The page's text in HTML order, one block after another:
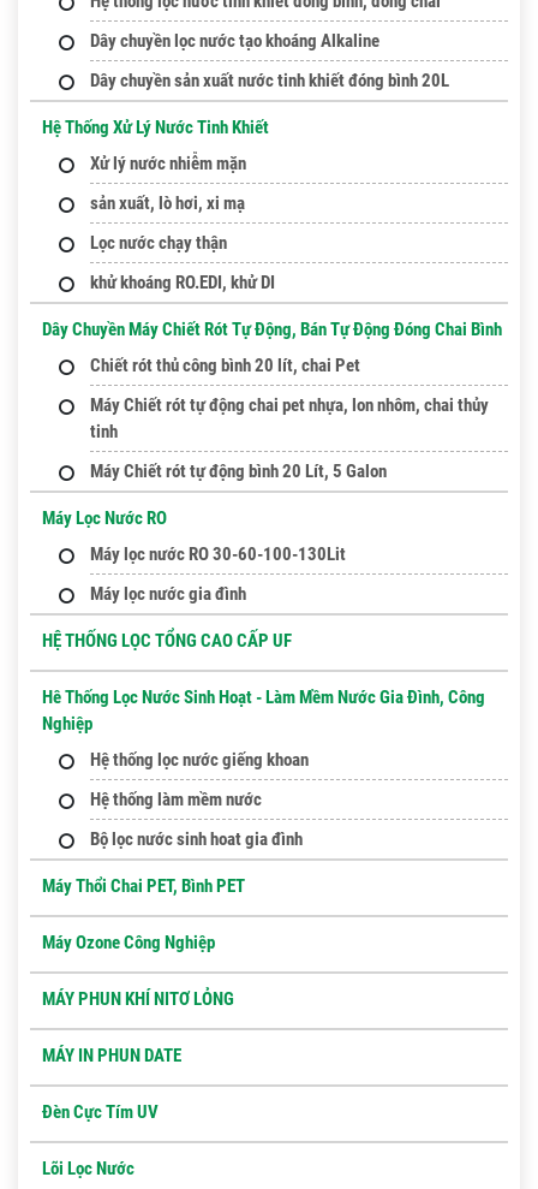
Dây chuyền lọc nước tạo khoáng Alkaline
Dây chuyền sản xuất nước tinh khiết đóng bình 20L
Hệ Thống Xử Lý Nước Tinh Khiết
Xử lý nước nhiễm mặn
sản xuất, lò hơi, xi mạ
Lọc nước chạy thận
khử khoáng RO.EDI, khử DI
Dây Chuyền Máy Chiết Rót Tự Động, Bán Tự Động Đóng Chai Bình
Chiết rót thủ công bình 20 lít, chai Pet
Máy Chiết rót tự động chai pet nhựa, lon nhôm, chai thủy
tinh
Máy Chiết rót tự động bình 20 Lít, 5 Galon
Máy Lọc Nước RO
Máy lọc nước RO 30-60-100-130Lit
Máy lọc nước gia đình
HỆ THỐNG LỌC TỔNG CAO CẤP UF
Hê Thống Lọc Nước Sinh Hoạt - Làm Mềm Nước Gia Đình, Công
Nghiệp
Hệ thống lọc nước giếng khoan
Hệ thống làm mềm nước
Bộ lọc nước sinh hoat gia đình
Máy Thổi Chai PET, Bình PET
Máy Ozone Công Nghiệp
MÁY PHUN KHÍ NITƠ LỎNG
MÁY IN PHUN DATE
Đèn Cực Tím UV
Lõi Lọc Nước